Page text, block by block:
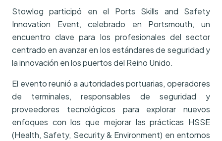
Stowlog participó en el Ports Skills and Safety
Innovation Event, celebrado en Portsmouth, un
encuentro clave para los profesionales del sector
centrado en avanzar en los estándares de seguridad y
la innovación en los puertos del Reino Unido.
El evento reunió a autoridades portuarias, operadores
de terminales, responsables de seguridad y
proveedores tecnológicos para explorar nuevos
enfoques con los que mejorar las prácticas HSSE
(Health, Safety, Security & Environment) en entornos